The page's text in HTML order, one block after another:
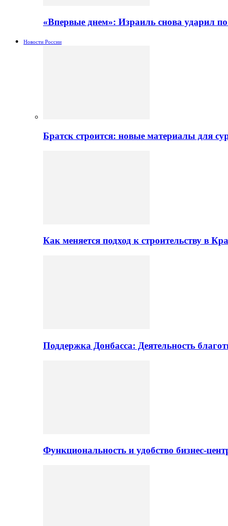
«Впервые днем»: Израиль снова ударил
Новости России
Братск строится: новые материалы для
Как меняется подход к строительству в
Поддержка Донбасса: Деятельность
Функциональность и удобство бизнес-